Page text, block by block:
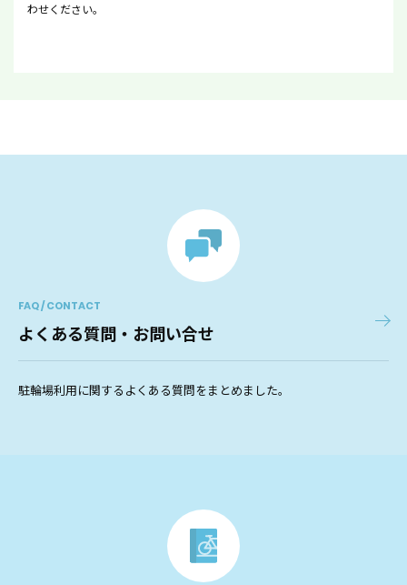
わせください。
FAQ / CONTACT
よくある質問・お問い合せ
駐輪場利用に関するよくある質問をまとめました。